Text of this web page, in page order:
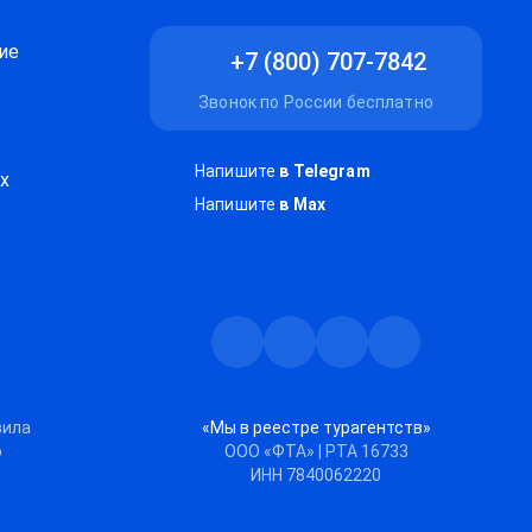
+7 (800) 707-7842
Звонок по России бесплатно
Напишите в Telegram
Напишите в Max
ТелеграмMax Дзен ВКонтакте
«Мы в реестре турагентств»
ООО «ФТА» | РТА 16733
ИНН 7840062220